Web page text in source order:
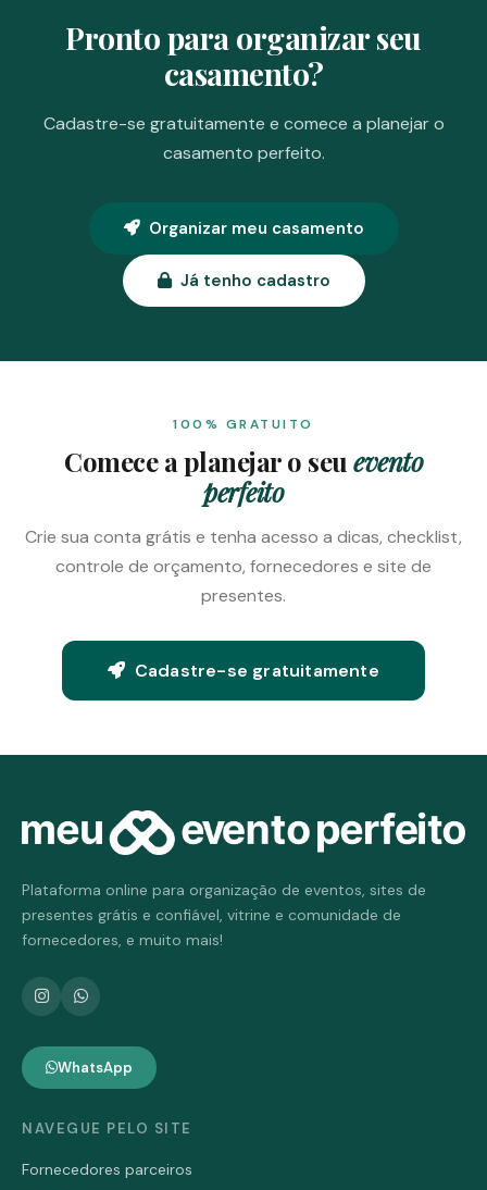
Pronto para organizar seu
casamento?
Cadastre-se gratuitamente e comece a planejar o
casamento perfeito.
Organizar meu casamento
Já tenho cadastro
100% GRATUITO
Comece a planejar o seu evento
perfeito
Crie sua conta grátis e tenha acesso a dicas, checklist,
controle de orçamento, fornecedores e site de
presentes.
Cadastre-se gratuitamente
Plataforma online para organização de eventos, sites de
presentes grátis e confiável, vitrine e comunidade de
fornecedores, e muito mais!
WhatsApp
NAVEGUE PELO SITE
Fornecedores parceiros